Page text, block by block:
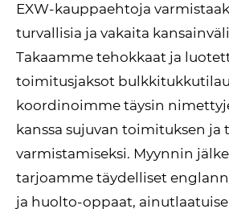
EXW-kauppaehtoja
turvallisia ja vakaita
Takaamme tehokkaat ja
toimitusjaksot
koordinoimme täysin
kanssa sujuvan toimituksen ja
varmistamiseksi. Myynnin
tarjoamme täydelliset
ja huolto-oppaat,